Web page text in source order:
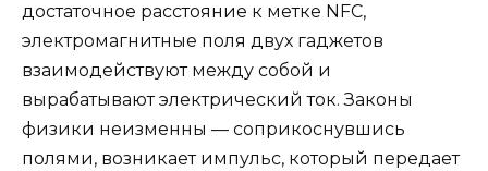
достаточное расстояние к метке NFC,
электромагнитные поля двух гаджетов
взаимодействуют между собой и
вырабатывают электрический ток. Законы
физики неизменны — соприкоснувшись
полями, возникает импульс, который передает